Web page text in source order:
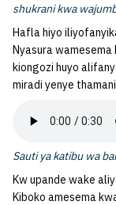
shukrani kwa
Hafla hiyo
Nyasura
kiongozi huyo
miradi yenye
Sauti ya katibu wa
Kw upande wake
Kiboko amesema